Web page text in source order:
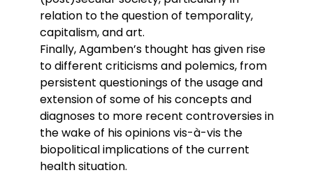
relation to the question of temporality,
capitalism, and art.
Finally, Agamben’s thought has given rise
to different criticisms and polemics, from
persistent questionings of the usage and
extension of some of his concepts and
diagnoses to more recent controversies in
the wake of his opinions vis-à-vis the
biopolitical implications of the current
health situation.